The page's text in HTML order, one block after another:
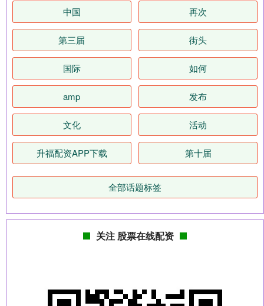
中国 再次
第三届 街头
国际 如何
amp 发布
文化 活动
升福配资APP下载 第十届
全部话题标签
关注 股票在线配资